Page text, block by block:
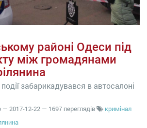
районі Одеси під
між громадянами
забарикадувався в автосалоні
— 2017-12-22 — 1697 переглядів
кримінал